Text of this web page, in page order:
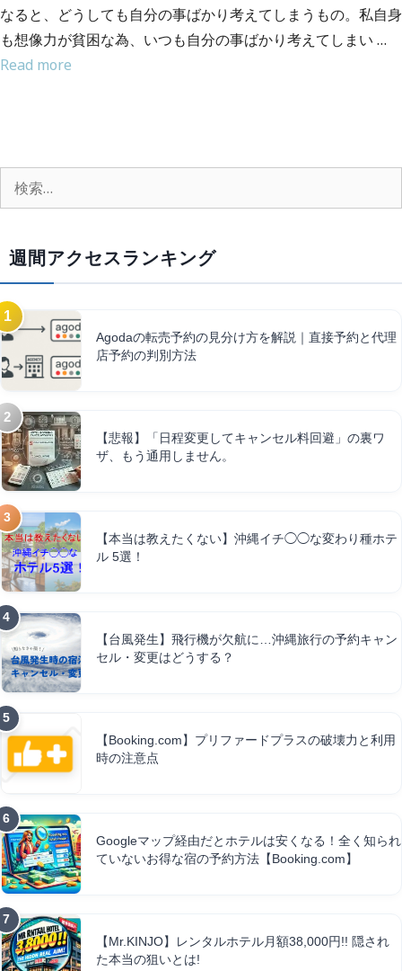
なると、どうしても自分の事ばかり考えてしまうもの。私自身
も想像力が貧困な為、いつも自分の事ばかり考えてしまい …
Read more
週間アクセスランキング
Agodaの転売予約の見分け方を解説｜直接予約と代理
店予約の判別方法
【悲報】「日程変更してキャンセル料回避」の裏ワ
ザ、もう通用しません。
【本当は教えたくない】沖縄イチ◯◯な変わり種ホテ
ル 5選！
【台風発生】飛行機が欠航に…沖縄旅行の予約キャン
セル・変更はどうする？
【Booking.com】プリファードプラスの破壊力と利用
時の注意点
Googleマップ経由だとホテルは安くなる！全く知られ
ていないお得な宿の予約方法【Booking.com】
【Mr.KINJO】レンタルホテル月額38,000円!! 隠され
た本当の狙いとは!